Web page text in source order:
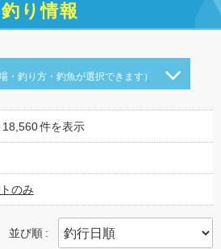
釣り情報
場・釣り方・釣魚が選択できます）
18,560件を表示
のみ
並び順